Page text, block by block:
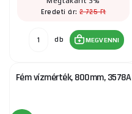
Eredeti ár:2 725 Ft
db MEGVENNI
Fém vízmérték, 800mm, 3578A